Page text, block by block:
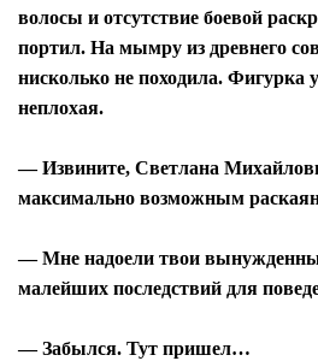
волосы и отсутствие боевой
портил. На мымру из древнего
нисколько не походила. Фигурка
неплохая.
— Извините, Светлана
максимально возможным
— Мне надоели твои
малейших последствий для
— Забылся. Тут пришел…